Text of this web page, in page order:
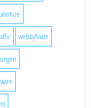
webbyfiliate